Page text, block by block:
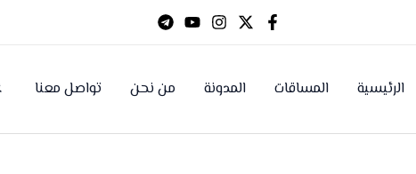
الرئيسية
المساقات المدونة من نحن تواصل معنا